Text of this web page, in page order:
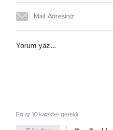
En az 10 karakter gerekli